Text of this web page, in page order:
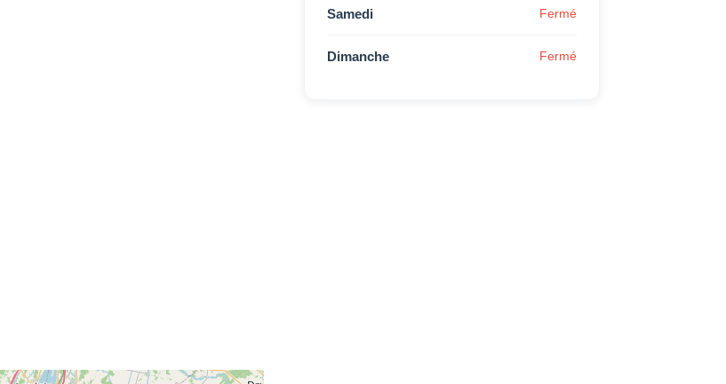
Samedi Fermé
Dimanche Fermé